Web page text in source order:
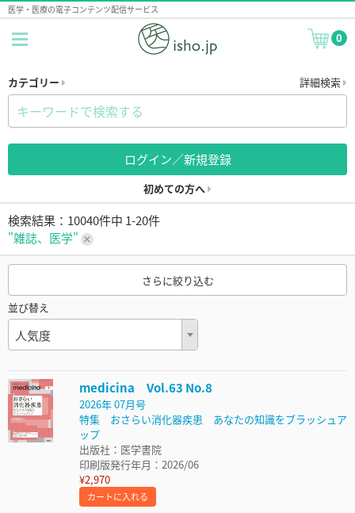
医学・医療の電子コンテンツ配信サービス
0
カテゴリー 詳細検索
ログイン／新規登録
初めての方へ
検索結果：10040件中 1-20件
"雑誌、医学"
さらに絞り込む
並び替え
人気度
medicina Vol.63 No.8
2026年 07月号
特集 おさらい消化器疾患 あなたの知識をブラッシュア
ップ
出版社：医学書院
印刷版発行年月：2026/06
¥2,970
カートに入れる